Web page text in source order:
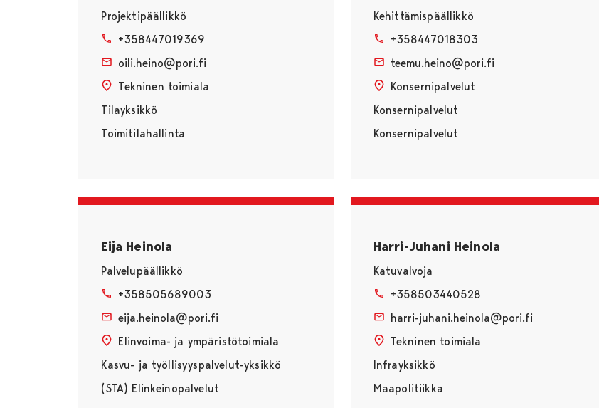
Projektipäällikkö
+358447019369
oili.heino@pori.fi
Tekninen toimiala
Tilayksikkö
Toimitilahallinta
Kehittämispäällikkö
+358447018303
teemu.heino@pori.fi
Konsernipalvelut
Konsernipalvelut
Konsernipalvelut
Eija Heinola
Palvelupäällikkö
+358505689003
eija.heinola@pori.fi
Elinvoima- ja ympäristötoimiala
Kasvu- ja työllisyyspalvelut-yksikkö
(STA) Elinkeinopalvelut
Harri-Juhani Heinola
Katuvalvoja
+358503440528
harri-juhani.heinola@pori.fi
Tekninen toimiala
Infrayksikkö
Maapolitiikka